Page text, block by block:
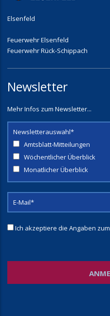
Elsenfeld
Feuerwehr Elsenfeld
Feuerwehr Rück-Schippach
Newsletter
Mehr Infos zum Newsletter...
Newsletterauswahl*
Amtsblatt-Mitteilungen
Wöchentlicher Überblick
Monatlicher Überblick
Ich akzeptiere die Angaben zum